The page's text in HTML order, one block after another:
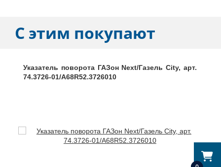
С этим покупают
Указатель поворота ГАЗон Next/Газель City, арт.
74.3726-01/A68R52.3726010